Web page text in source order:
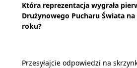
Która reprezentacja wygrała
Drużynowego Pucharu Świata na
roku?
Przesyłajcie odpowiedzi na